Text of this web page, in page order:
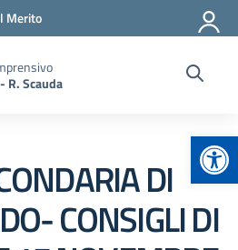
Merito
R. Scauda
DI
CONSIGLI DI